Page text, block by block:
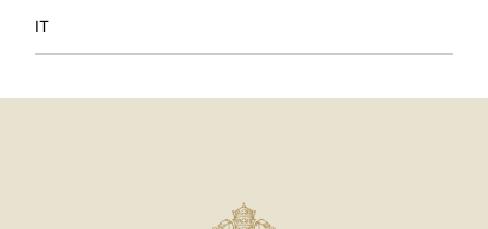
IT